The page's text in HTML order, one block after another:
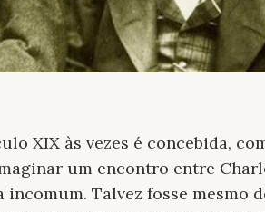
XIX às vezes é concebida,
um encontro entre
Talvez fosse mesmo